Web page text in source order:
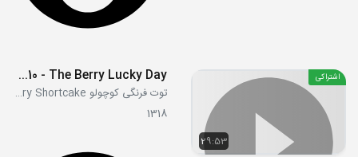
29:53
اشتراکی S3E10 - The Berry Lucky Day
توت فرنگی کوچولو Strawberry Shortcake
1318